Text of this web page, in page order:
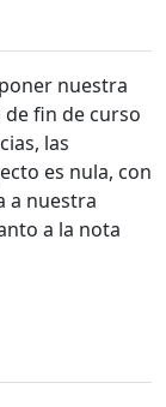
nuestra
fin de curso
las
es nula, con
a nuestra
a la nota